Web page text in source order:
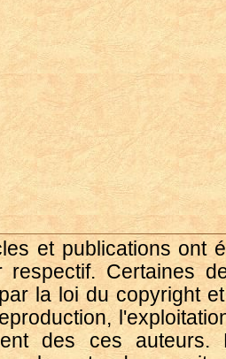
et publications ont
respectif. Certaines
la loi du copyright
des ces auteurs.